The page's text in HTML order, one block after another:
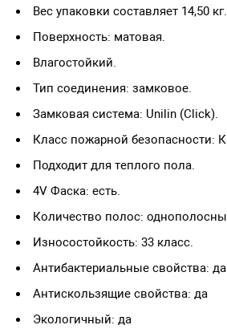
Вес упаковки составляет 14,50 кг.
Поверхность: матовая.
Влагостойкий.
Тип соединения: замковое.
Замковая система: Unilin (Click).
Класс пожарной безопасности:
Подходит для теплого пола.
4V Фаска: есть.
Количество полос:
Износостойкость: 33 класс.
Антибактериальные свойства: да
Антискользящие свойства: да
Экологичный: да